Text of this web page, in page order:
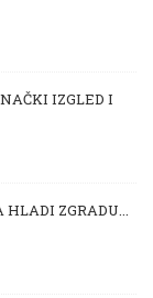
IZGLED I
ZGRADU...